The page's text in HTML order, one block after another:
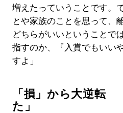
増えたっていうことです。
とや家族のことを思って、
どちらがいいということで
指すのか、『入賞でもいい
すよ」
「損」から大逆転
た」